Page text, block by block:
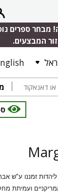
מבחר ספרים
המבצעים.
ליהדות זמננו ע"ש
אמריקניים ועמיתת